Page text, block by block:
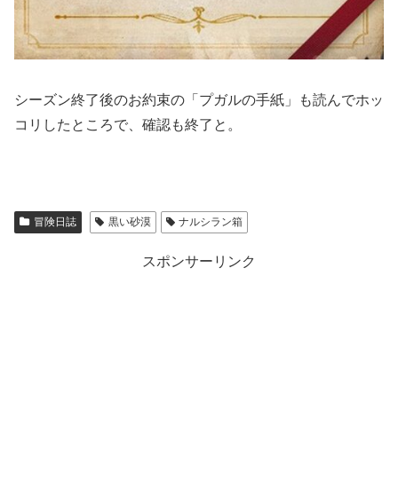
シーズン終了後のお約束の「プガルの手紙」も読んでホッ
コリしたところで、確認も終了と。
冒険日誌 黒い砂漠 ナルシラン箱
スポンサーリンク